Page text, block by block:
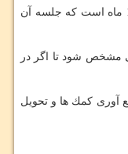
معاون استاندار قم در بخش دیگری از سخنان خود با تاكید بر لزوم تشكیل منظم جلسه های شورای كمك های مردمی اضافه كرد: این شورا طبق قانون باید هر 45 روز یك بار تشكیل جلسه دهد، ولی 18 ماه است كه جلسه آن
مشخص شود تا اگر در
آوری كمك ها و تحویل